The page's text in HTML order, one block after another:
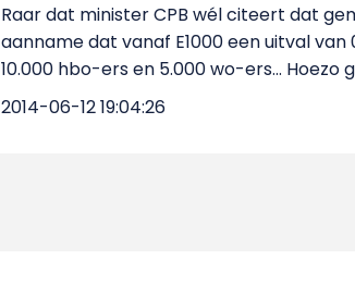
Raar dat minister CPB wél citeert dat
aanname dat vanaf E1000 een uitval van
10.000 hbo-ers en 5.000 wo-ers...
2014-06-12 19:04:26